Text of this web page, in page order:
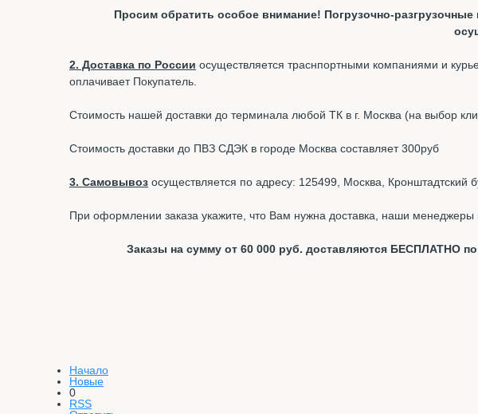
Просим обратить особое внимание! Погрузочно-
2. Доставка по России осуществляется траснпортными компаниями и
оплачивает Покупатель.
Стоимость нашей доставки до терминала любой ТК в г. Москва (на выбор
Стоимость доставки до ПВЗ СДЭК в городе Москва составляет 300руб
3. Самовывоз осуществляется по адресу: 125499, Москва,
При оформлении заказа укажите, что Вам нужна доставка, наши менеджеры
Заказы на сумму от 60 000 руб. доставляются БЕСПЛАТНО
Начало
Новые
0
RSS